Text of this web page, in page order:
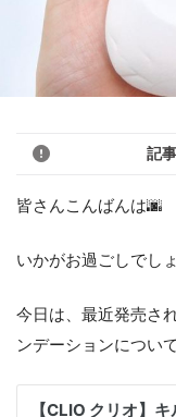
記
皆さんこんばんは🌆
いかがお過ごしでし
今日は、最近発売さ
ンデーションについ